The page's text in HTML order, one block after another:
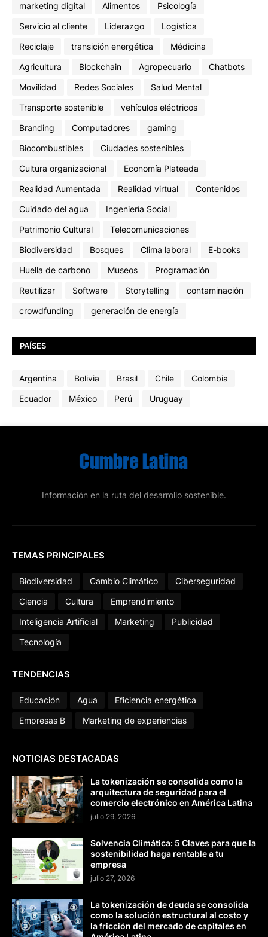
marketing digital
Alimentos
Psicología
Servicio al cliente
Liderazgo
Logística
Reciclaje
transición energética
Médicina
Agricultura
Blockchain Agropecuario
Chatbots
Movilidad
Redes Sociales
Salud Mental
Transporte sostenible
vehículos eléctricos
Branding
Computadores
gaming
Biocombustibles
Ciudades sostenibles
Cultura organizacional
Economía Plateada
Realidad Aumentada
Realidad virtual
Contenidos
Cuidado del agua
Ingeniería Social
Patrimonio Cultural
Telecomunicaciones
Biodiversidad
Bosques Clima laboral
E-books
Huella de carbono
Museos
Programación
Reutilizar
Software Storytelling
contaminación
crowdfunding
generación de energía
PAÍSES
Argentina Bolivia Brasil Chile
Colombia
Ecuador
México Perú Uruguay
Información en la ruta del desarrollo sostenible.
TEMAS PRINCIPALES
Biodiversidad Cambio Climático
Ciberseguridad
Ciencia
Cultura
Emprendimiento
Inteligencia Artificial
Marketing
Publicidad
Tecnología
TENDENCIAS
Educación Agua
Eficiencia energética
Empresas B
Marketing de experiencias
NOTICIAS DESTACADAS
La tokenización se consolida como la
arquitectura de seguridad para el
comercio electrónico en América Latina
julio 29, 2026
Solvencia Climática: 5 Claves para que la
sostenibilidad haga rentable a tu
empresa
julio 27, 2026
La tokenización de deuda se consolida
como la solución estructural al costo y
la fricción del mercado de capitales en